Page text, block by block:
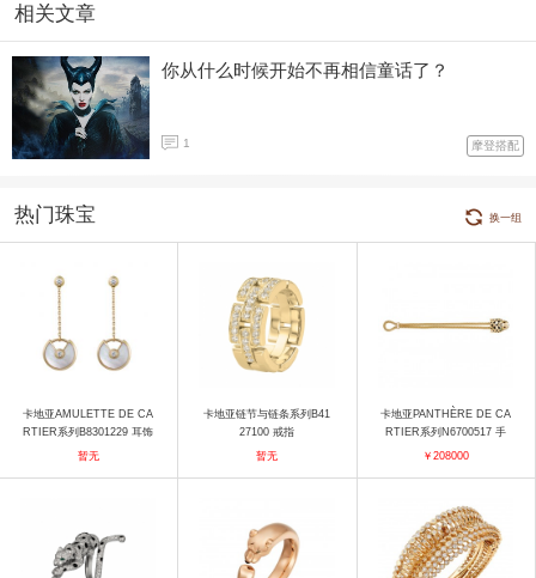
相关文章
你从什么时候开始不再相信童话了？
1 摩登搭配
热门珠宝 换一组
卡地亚AMULETTE DE CA
RTIER系列B8301229 耳饰
暂无
卡地亚链节与链条系列B41
27100 戒指
暂无
卡地亚PANTHÈRE DE CA
RTIER系列N6700517 手
镯
￥208000